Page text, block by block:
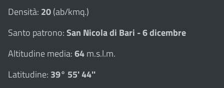
Densità: 20(ab/kmq.)
Santo patrono:San Nicola di Bari - 6 dicembre
Altitudine media:64m.s.l.m.
Latitudine: 39° 55' 44''